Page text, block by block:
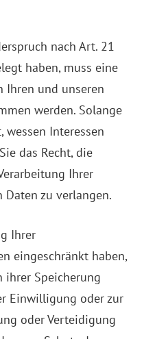
nach Art. 21
haben, muss eine
Ihren und unseren
werden. Solange
Interessen
das Recht, die
Ihrer
Daten zu verlangen.
Ihrer
eingeschränkt haben,
ihrer Speicherung
Einwilligung oder zur
oder Verteidigung